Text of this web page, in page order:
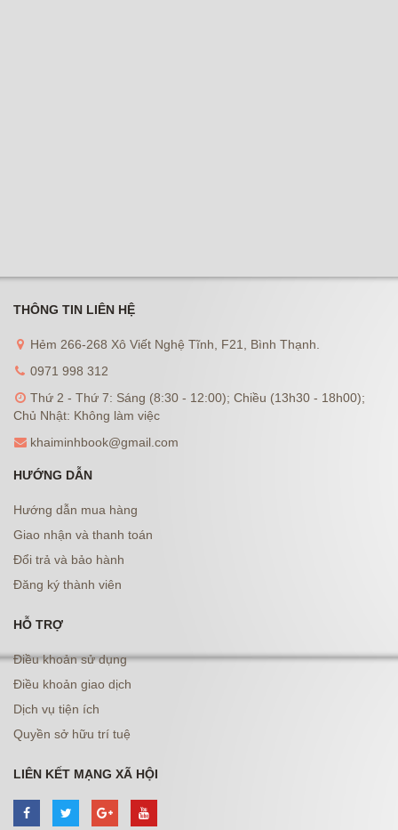
THÔNG TIN LIÊN HỆ
Hẻm 266-268 Xô Viết Nghệ Tĩnh, F21, Bình Thạnh.
0971 998 312
Thứ 2 - Thứ 7: Sáng (8:30 - 12:00); Chiều (13h30 - 18h00);
Chủ Nhật: Không làm việc
khaiminhbook@gmail.com
HƯỚNG DẪN
Hướng dẫn mua hàng
Giao nhận và thanh toán
Đổi trả và bảo hành
Đăng ký thành viên
HỖ TRỢ
Điều khoản sử dụng
Điều khoản giao dịch
Dịch vụ tiện ích
Quyền sở hữu trí tuệ
LIÊN KẾT MẠNG XÃ HỘI